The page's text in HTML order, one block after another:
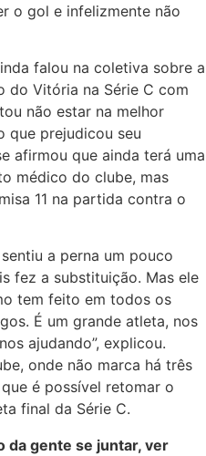
o gol e infelizmente não
falou na coletiva sobre a
do Vitória na Série C com
não estar na melhor
que prejudicou seu
afirmou que ainda terá uma
médico do clube, mas
11 na partida contra o
a perna um pouco
fez a substituição. Mas ele
tem feito em todos os
É um grande atleta, nos
ajudando”, explicou.
onde não marca há três
é possível retomar o
final da Série C.
da gente se juntar, ver